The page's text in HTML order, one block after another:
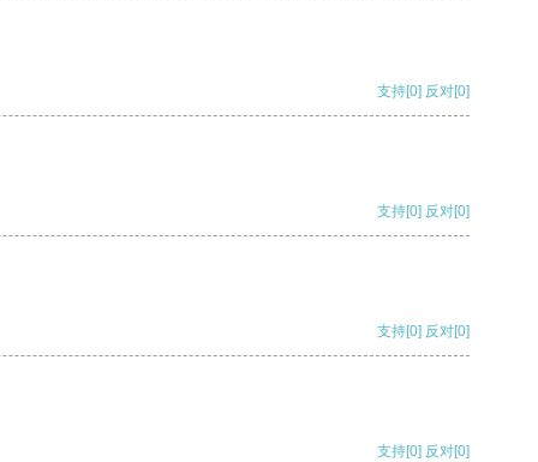
支持[0] 反对[0]
支持[0] 反对[0]
支持[0] 反对[0]
支持[0] 反对[0]